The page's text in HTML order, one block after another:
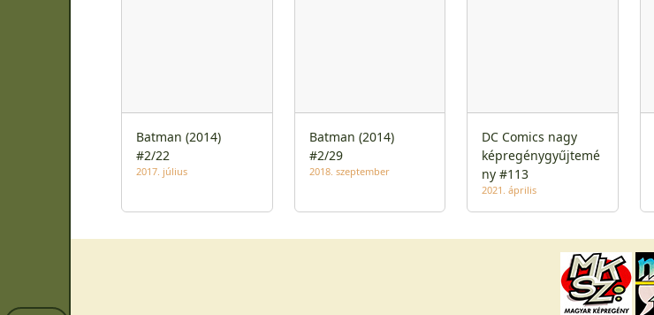
Batman (2014)
#2/22
2017. július
Batman (2014)
#2/29
2018. szeptember
DC Comics nagy
képregénygyűjtemé
ny #113
2021. április